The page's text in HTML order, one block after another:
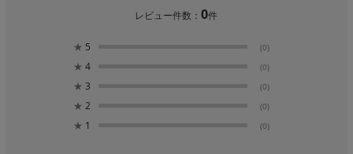
レビュー件数：0件
★ 5 (0)
★ 4 (0)
★ 3 (0)
★ 2 (0)
★ 1 (0)